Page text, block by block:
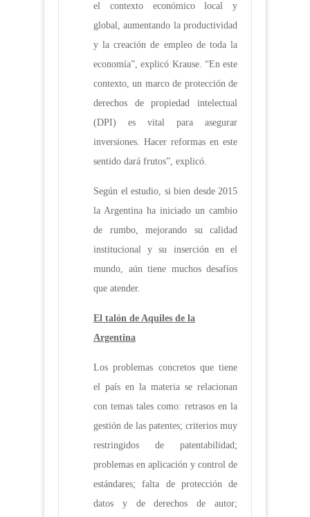
el contexto económico local y
global, aumentando la productividad
y la creación de empleo de toda la
economía”, explicó Krause. “En este
contexto, un marco de protección de
derechos de propiedad intelectual
(DPI) es vital para asegurar
inversiones. Hacer reformas en este
sentido dará frutos”, explicó.
Según el estudio, si bien desde 2015
la Argentina ha iniciado un cambio
de rumbo, mejorando su calidad
institucional y su inserción en el
mundo, aún tiene muchos desafíos
que atender.
El talón de Aquiles de la
Argentina
Los problemas concretos que tiene
el país en la materia se relacionan
con temas tales como: retrasos en la
gestión de las patentes; criterios muy
restringidos de patentabilidad;
problemas en aplicación y control de
estándares; falta de protección de
datos y de derechos de autor;